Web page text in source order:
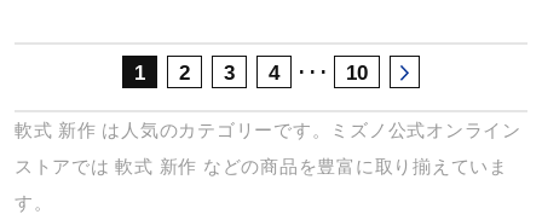
1 2 3 4 ･･･ 10
軟式 新作 は人気のカテゴリーです。ミズノ公式オンライン
ストアでは軟式 新作 などの商品を豊富に取り揃えていま
す。